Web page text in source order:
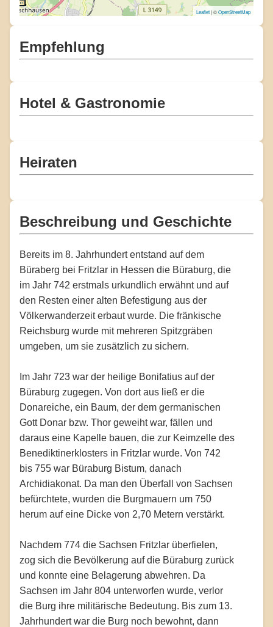
Leaflet| ©OpenStreetMap
Empfehlung
Hotel & Gastronomie
Heiraten
Beschreibung und Geschichte
Bereits im 8. Jahrhundert entstand auf dem
Büraberg bei Fritzlar in Hessen die Büraburg, die
im Jahr 742 erstmals urkundlich erwähnt und auf
den Resten einer alten Befestigung aus der
Völkerwanderzeit erbaut wurde. Die fränkische
Reichsburg wurde mit mehreren Spitzgräben
umgeben, um sie zusätzlich zu sichern.
Im Jahr 723 war der heilige Bonifatius auf der
Büraburg zugegen. Von dort aus ließ er die
Donareiche, ein Baum, der dem germanischen
Gott Donar bzw. Thor geweiht war, fällen und
daraus eine Kapelle bauen, die zur Keimzelle des
Benediktinerklosters in Fritzlar wurde. Von 742
bis 755 war Büraburg Bistum, danach
Archidiakonat. Da man den Überfall von Sachsen
befürchtete, wurden die Burgmauern um 750
herum auf eine Dicke von 2,70 Metern verstärkt.
Nachdem 774 die Sachsen Fritzlar überfielen,
zog sich die Bevölkerung auf die Büraburg zurück
und konnte eine Belagerung abwehren. Da
Sachsen im Jahr 804 unterworfen wurde, verlor
die Burg ihre militärische Bedeutung. Bis zum 13.
Jahrhundert war die Burg noch bewohnt, dann